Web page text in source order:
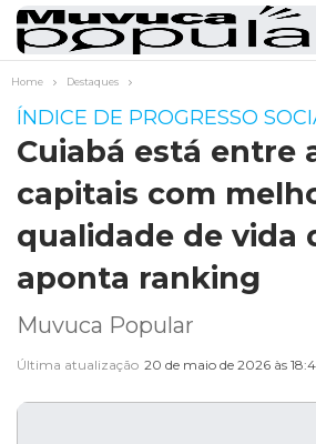
Home Destaques
ÍNDICE DE PROGRESSO
Cuiabá está entre
capitais com
qualidade de vida
aponta ranking
Muvuca Popular
Última atualização 20 de maio de 2026 às